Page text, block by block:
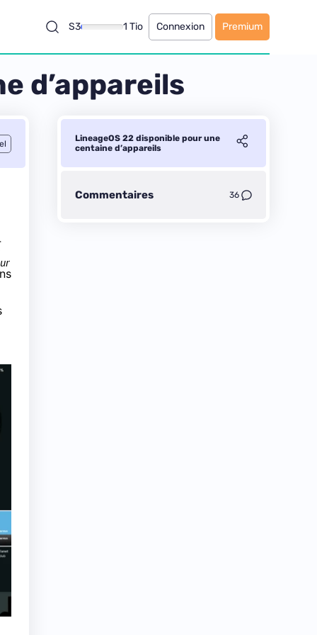
S3 1 Tio Connexion Premium
d’appareils
LineageOS 22 disponible pour une
centaine d’appareils
Commentaires 36